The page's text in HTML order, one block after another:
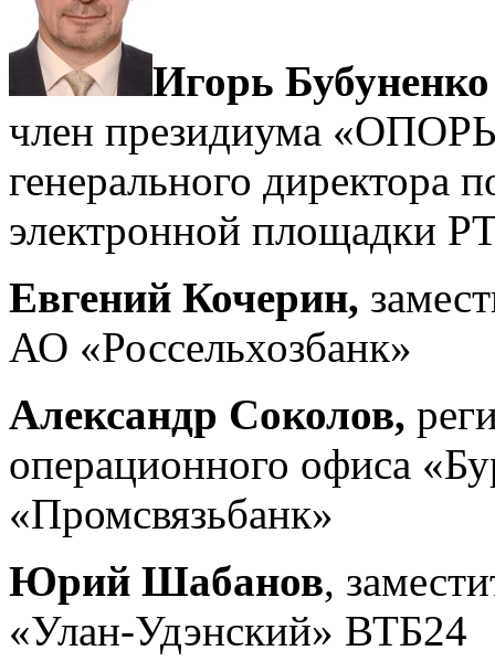
Игорь Бубуненко
член президиума
генерального директора
электронной площадки
Евгений Кочерин,
АО «Россельхозбанк»
Александр Соколов,
операционного офиса
«Промсвязьбанк»
Юрий Шабанов,
«Улан-Удэнский» ВТБ24